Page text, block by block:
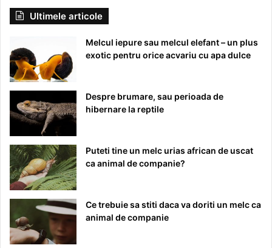
Ultimele articole
Melcul iepure sau melcul elefant – un plus
exotic pentru orice acvariu cu apa dulce
Despre brumare, sau perioada de
hibernare la reptile
Puteti tine un melc urias african de uscat
ca animal de companie?
Ce trebuie sa stiti daca va doriti un melc ca
animal de companie